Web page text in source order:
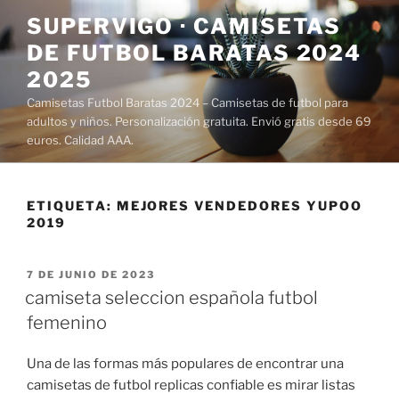
al
contenido
SUPERVIGO · CAMISETAS
DE FUTBOL BARATAS 2024
2025
Camisetas Futbol Baratas 2024 – Camisetas de futbol para
adultos y niños. Personalización gratuita. Envió gratis desde 69
euros. Calidad AAA.
ETIQUETA: MEJORES VENDEDORES YUPOO
2019
PUBLICADO
7 DE JUNIO DE 2023
camiseta seleccion española futbol
femenino
Una de las formas más populares de encontrar una
camisetas de futbol replicas confiable es mirar listas